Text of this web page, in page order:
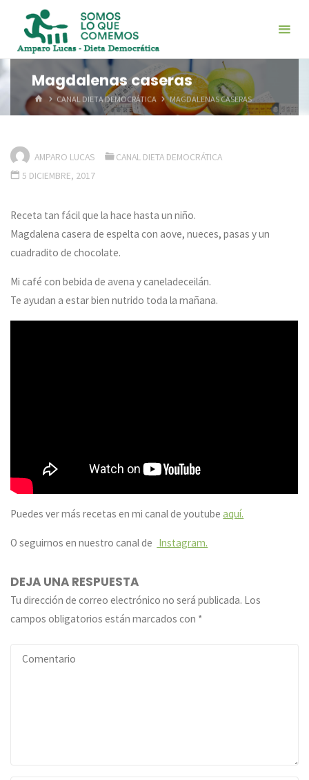
contenido
Magdalenas caseras
INICIOCANAL DIETA DEMOCRÁTICA MAGDALENAS CASERAS
AMPARO LUCAS
CANAL DIETA DEMOCRÁTICA
5 DICIEMBRE, 2017
Receta tan fácil que la hace hasta un niño.
Magdalena casera de espelta con aove, nueces, pasas y un
cuadradito de chocolate.
Mi café con bebida de avena y caneladeceilán.
Te ayudan a estar bien nutrido toda la mañana.
Puedes ver más recetas en mi canal de youtubeaquí.
O seguirnos en nuestro canal de Instagram.
DEJA UNA RESPUESTA
Tu dirección de correo electrónico no será publicada. Los
campos obligatorios están marcados con *